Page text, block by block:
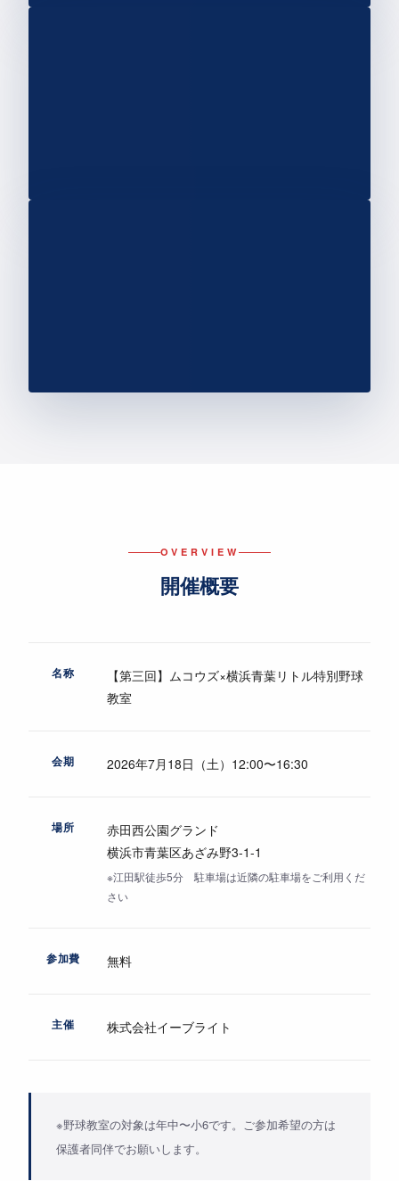
OVERVIEW
開催概要
名称
【第三回】ムコウズ×横浜青葉リトル特別野球
教室
会期 2026年7月18日（土）12:00〜16:30
場所
赤田西公園グランド
横浜市青葉区あざみ野3-1-1
※江田駅徒歩5分 駐車場は近隣の駐車場をご利用くだ
さい
参加費 無料
主催 株式会社イーブライト
※野球教室の対象は年中〜小6です。ご参加希望の方は
保護者同伴でお願いします。